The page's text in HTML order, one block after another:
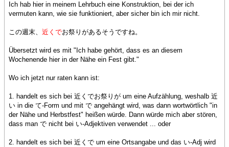
Ich hab hier in meinem Lehrbuch eine Konstruktion, bei der ich
vermuten kann, wie sie funktioniert, aber sicher bin ich mir nicht.
この週末、 近くでお祭りがあるそうですね。
Übersetzt wird es mit "Ich habe gehört, dass es an diesem
Wochenende hier in der Nähe ein Fest gibt."
Wo ich jetzt nur raten kann ist:
1. handelt es sich bei 近くでお祭りが um eine Aufzählung, weshalb 近
い in die て-Form und mit で angehängt wird, was dann wortwörtlich "in
der Nähe und Herbstfest" heißen würde. Dann würde mich aber stören,
dass man で nicht bei い-Adjektiven verwendet ... oder
2. handelt es sich bei 近くで um eine Ortsangabe und das い-Adj wird